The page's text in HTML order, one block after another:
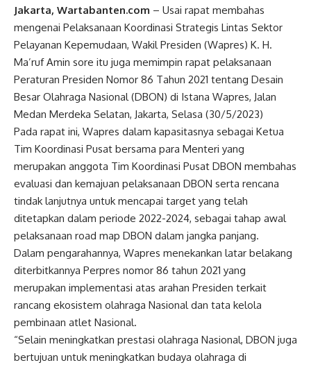
Jakarta, Wartabanten.com – Usai rapat membahas
mengenai Pelaksanaan Koordinasi Strategis Lintas Sektor
Pelayanan Kepemudaan, Wakil Presiden (Wapres) K. H.
Ma’ruf Amin sore itu juga memimpin rapat pelaksanaan
Peraturan Presiden Nomor 86 Tahun 2021 tentang Desain
Besar Olahraga Nasional(DBON) di Istana Wapres, Jalan
Medan Merdeka Selatan, Jakarta, Selasa (30/5/2023)
Pada rapat ini, Wapres dalam kapasitasnya sebagai Ketua
Tim Koordinasi Pusat bersama para Menteri yang
merupakan anggota Tim Koordinasi Pusat DBON membahas
evaluasi dan kemajuan pelaksanaan DBON serta rencana
tindak lanjutnya untuk mencapai target yang telah
ditetapkan dalam periode 2022-2024, sebagai tahap awal
pelaksanaan road map DBON dalam jangka panjang.
Dalam pengarahannya, Wapres menekankan latar belakang
diterbitkannya Perpres nomor 86 tahun 2021 yang
merupakan implementasi atas arahan Presiden terkait
rancang ekosistem olahraga Nasionaldan tata kelola
pembinaan atlet Nasional.
“Selain meningkatkan prestasi olahraga Nasional, DBON juga
bertujuan untuk meningkatkan budaya olahraga di